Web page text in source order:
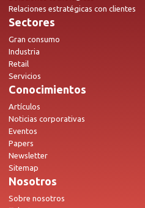
Relaciones estratégicas con clientes
Sectores
Gran consumo
Industria
Retail
Servicios
Conocimientos
Artículos
Noticias corporativas
Eventos
Papers
Newsletter
Sitemap
Nosotros
Sobre nosotros